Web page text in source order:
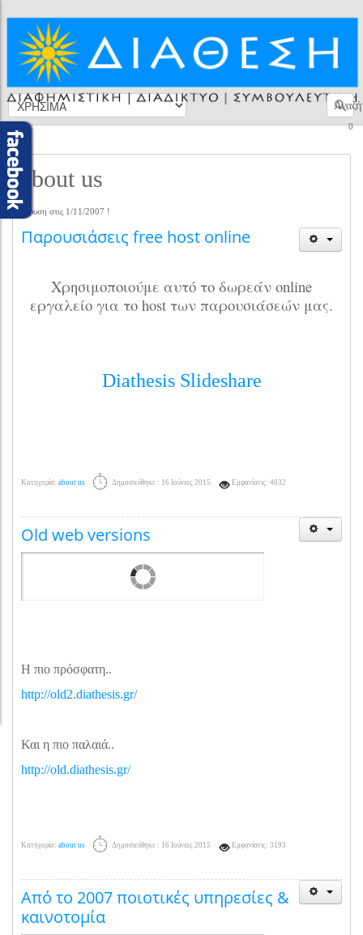
0
about us
Ίδρυση στις 1/11/2007 !
Παρουσιάσεις free host online
Χρησιμοποιούμε αυτό το δωρεάν online
εργαλείο για τo host των παρουσιάσεών μας.
Diathesis Slideshare
Κατηγορία: about us Δημοσιεύθηκε : 16 Ιούνιος 2015 Εμφανίσεις: 4032
Old web versions
Η πιο πρόσφατη..
http://old2.diathesis.gr/
Και η πιο παλαιά..
http://old.diathesis.gr/
Κατηγορία: about us Δημοσιεύθηκε : 16 Ιούνιος 2015 Εμφανίσεις: 3193
Από το 2007 ποιοτικές υπηρεσίες &
καινοτομία